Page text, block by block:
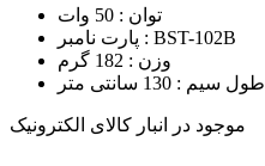
توان : 50 وات
پارت نامبر : BST-102B
وزن : 182 گرم
طول سیم : 130 سانتی متر
موجود در انبار کالای الکترونیک